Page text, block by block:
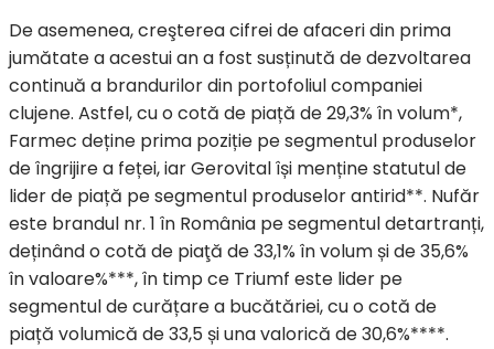
De asemenea, creşterea cifrei de afaceri din prima
jumătate a acestui an a fost susținută de dezvoltarea
continuă a brandurilor din portofoliul companiei
clujene. Astfel, cu o cotă de piață de 29,3% în volum*,
Farmec deține prima poziție pe segmentul produselor
de îngrijire a feței, iar Gerovital își menține statutul de
lider de piață pe segmentul produselor antirid**. Nufăr
este brandul nr. 1 în România pe segmentul detartranți,
deținând o cotă de piaţă de 33,1% în volum și de 35,6%
în valoare%***, în timp ce Triumf este lider pe
segmentul de curățare a bucătăriei, cu o cotă de
piață volumică de 33,5 și una valorică de 30,6%****.